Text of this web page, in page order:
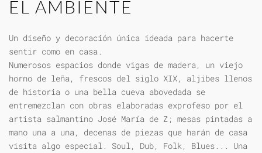
EL AMBIENTE
Un diseño y decoración única ideada para hacerte
sentir como en casa.
Numerosos espacios donde vigas de madera, un viejo
horno de leña, frescos del siglo XIX, aljibes llenos
de historia o una bella cueva abovedada se
entremezclan con obras elaboradas exprofeso por el
artista salmantino José María de Z; mesas pintadas a
mano una a una, decenas de piezas que harán de casa
visita algo especial. Soul, Dub, Folk, Blues... Una